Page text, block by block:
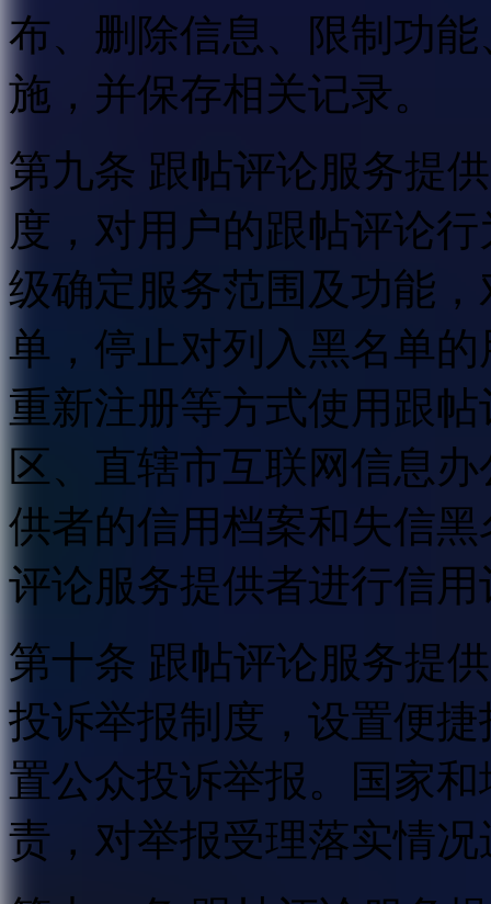
布、删除信息、限制功
施，并保存相关记录。
第九条 跟帖评论服务提
度，对用户的跟帖评论
级确定服务范围及功能
单，停止对列入黑名单
重新注册等方式使用跟
区、直辖市互联网信息
供者的信用档案和失信
评论服务提供者进行信用
第十条 跟帖评论服务提
投诉举报制度，设置便
置公众投诉举报。国家
责，对举报受理落实情